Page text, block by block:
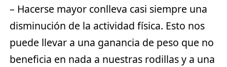
– Hacerse mayor conlleva casi siempre una
disminución de la actividad física. Esto nos
puede llevar a una ganancia de peso que no
beneficia en nada a nuestras rodillas y a una